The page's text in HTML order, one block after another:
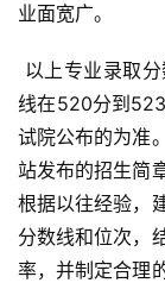
业面宽广。
线在520分到
试院公布的为准
站发布的招生简
根据以往经验，
分数线和位次，
率，并制定合理